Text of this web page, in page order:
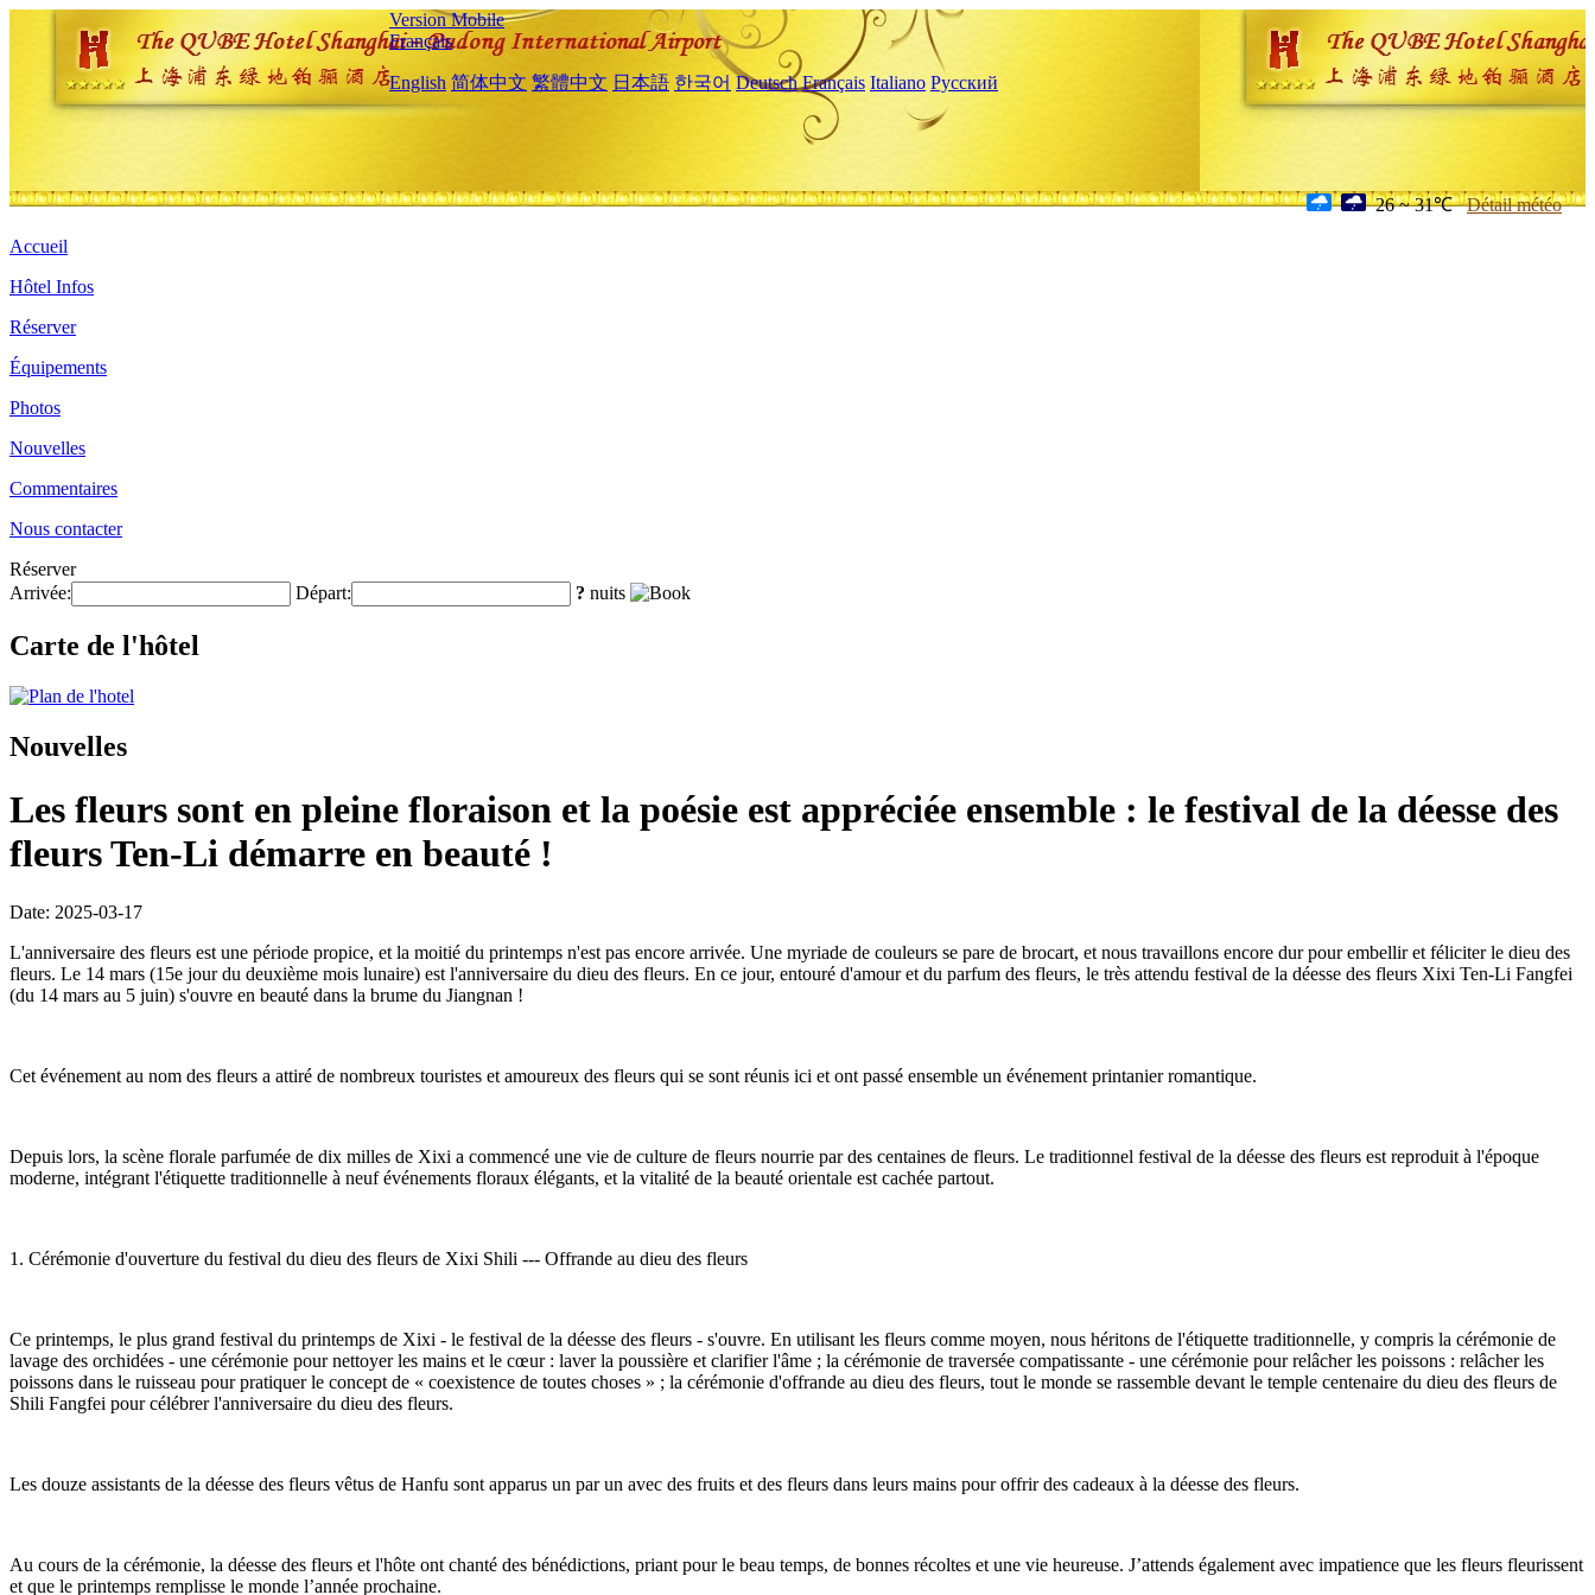
Version Mobile
Français
English 简体中文 繁體中文 日本語 한국어 Deutsch Français Italiano Русский
26 ~ 31℃ Détail météo
Accueil
Hôtel Infos
Réserver
Équipements
Photos
Nouvelles
Commentaires
Nous contacter
Réserver
Arrivée:
Départ: ? nuits
Carte de l'hôtel
Nouvelles
Les fleurs sont en pleine floraison et la poésie est appréciée ensemble : le festival de la déesse des
fleurs Ten-Li démarre en beauté !
Date: 2025-03-17
L'anniversaire des fleurs est une période propice, et la moitié du printemps n'est pas encore arrivée. Une myriade de couleurs se pare de brocart, et nous travaillons encore dur pour embellir et féliciter le dieu des
fleurs. Le 14 mars (15e jour du deuxième mois lunaire) est l'anniversaire du dieu des fleurs. En ce jour, entouré d'amour et du parfum des fleurs, le très attendu festival de la déesse des fleurs Xixi Ten-Li Fangfei
(du 14 mars au 5 juin) s'ouvre en beauté dans la brume du Jiangnan !
Cet événement au nom des fleurs a attiré de nombreux touristes et amoureux des fleurs qui se sont réunis ici et ont passé ensemble un événement printanier romantique.
Depuis lors, la scène florale parfumée de dix milles de Xixi a commencé une vie de culture de fleurs nourrie par des centaines de fleurs. Le traditionnel festival de la déesse des fleurs est reproduit à l'époque
moderne, intégrant l'étiquette traditionnelle à neuf événements floraux élégants, et la vitalité de la beauté orientale est cachée partout.
1. Cérémonie d'ouverture du festival du dieu des fleurs de Xixi Shili --- Offrande au dieu des fleurs
Ce printemps, le plus grand festival du printemps de Xixi - le festival de la déesse des fleurs - s'ouvre. En utilisant les fleurs comme moyen, nous héritons de l'étiquette traditionnelle, y compris la cérémonie de
lavage des orchidées - une cérémonie pour nettoyer les mains et le cœur : laver la poussière et clarifier l'âme ; la cérémonie de traversée compatissante - une cérémonie pour relâcher les poissons : relâcher les
poissons dans le ruisseau pour pratiquer le concept de « coexistence de toutes choses » ; la cérémonie d'offrande au dieu des fleurs, tout le monde se rassemble devant le temple centenaire du dieu des fleurs de
Shili Fangfei pour célébrer l'anniversaire du dieu des fleurs.
Les douze assistants de la déesse des fleurs vêtus de Hanfu sont apparus un par un avec des fruits et des fleurs dans leurs mains pour offrir des cadeaux à la déesse des fleurs.
Au cours de la cérémonie, la déesse des fleurs et l'hôte ont chanté des bénédictions, priant pour le beau temps, de bonnes récoltes et une vie heureuse. J’attends également avec impatience que les fleurs fleurissent
et que le printemps remplisse le monde l’année prochaine.